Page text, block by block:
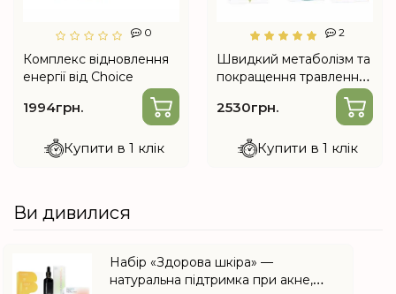
0
Комплекс відновлення
енергії від Choice
1994грн.
Купити в 1 клік
2
Швидкий метаболізм та
покращення травлення
2530грн.
Купити в 1 клік
Ви дивилися
Набір «Здорова шкіра» —
натуральна підтримка при акне,